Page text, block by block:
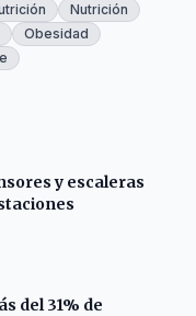
Nutrición
Obesidad
y escaleras
del 31% de